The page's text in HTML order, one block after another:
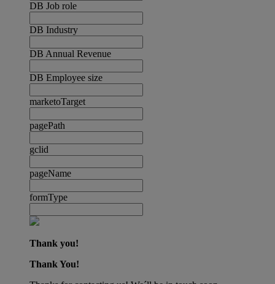
DB Job role
DB Industry
DB Annual Revenue
DB Employee size
marketoTarget
pagePath
gclid
pageName
formType
Thank you!
Thank You!